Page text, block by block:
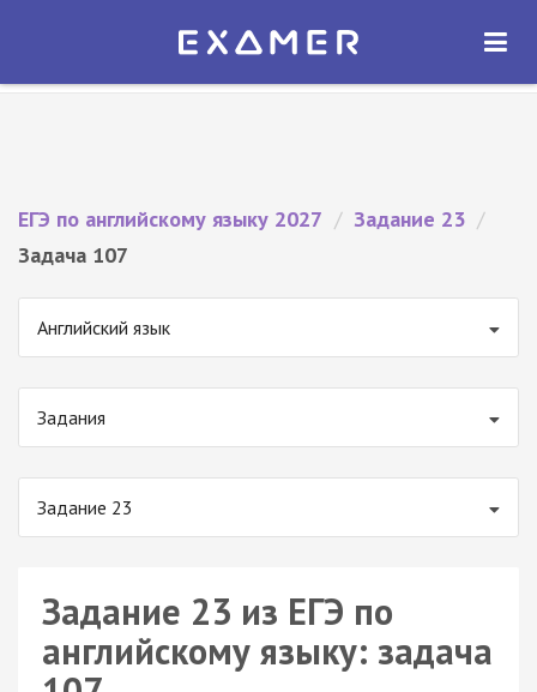
Экзамер — ЕГЭ 2027
ОТКРЫТЬ
ЕГЭ по английскому языку 2027 / Задание 23 /
Задача 107
Английский язык
Задания
Задание 23
Задание 23 из ЕГЭ по
английскому языку: задача